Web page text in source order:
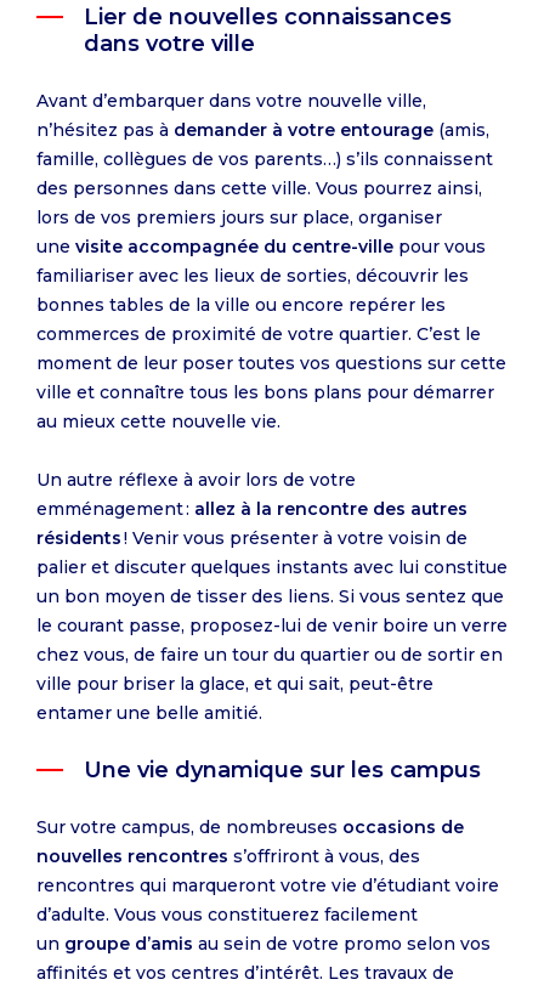
Lier de nouvelles connaissances
dans votre ville
Avant d’embarquer dans votre nouvelle ville,
n’hésitez pas à demander à votre entourage (amis,
famille, collègues de vos parents…) s’ils connaissent
des personnes dans cette ville. Vous pourrez ainsi,
lors de vos premiers jours sur place, organiser
une visite accompagnée du centre-ville pour vous
familiariser avec les lieux de sorties, découvrir les
bonnes tables de la ville ou encore repérer les
commerces de proximité de votre quartier. C’est le
moment de leur poser toutes vos questions sur cette
ville et connaître tous les bons plans pour démarrer
au mieux cette nouvelle vie.
Un autre réflexe à avoir lors de votre
emménagement : allez à la rencontre des autres
résidents! Venir vous présenter à votre voisin de
palier et discuter quelques instants avec lui constitue
un bon moyen de tisser des liens. Si vous sentez que
le courant passe, proposez-lui de venir boire un verre
chez vous, de faire un tour du quartier ou de sortir en
ville pour briser la glace, et qui sait, peut-être
entamer une belle amitié.
Une vie dynamique s​​​​​​ur les campus
Sur votre campus, de nombreuses occasions de
nouvelles rencontres s’offriront à vous, des
rencontres qui marqueront votre vie d’étudiant voire
d’adulte. Vous vous constituerez facilement
un groupe d’amis au sein de votre promo selon vos
affinités et vos centres d’intérêt. Les travaux de